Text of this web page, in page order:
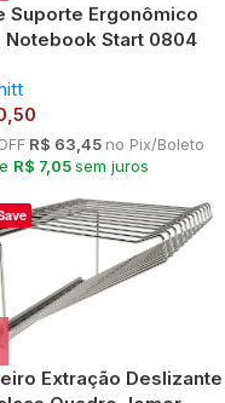
Suporte Ergonômico
Notebook Start 0804
R$ 63,45 no Pix/Boleto
R$ 7,05sem juros
Extração Deslizante